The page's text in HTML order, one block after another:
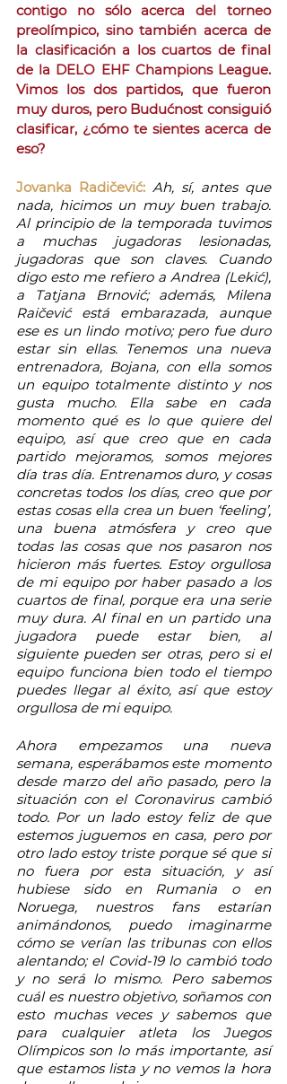
contigo no sólo acerca del torneo
preolímpico, sino también acerca de
la clasificación a los cuartos de final
de la DELO EHF Champions League.
Vimos los dos partidos, que fueron
muy duros, pero Budućnost consiguió
clasificar, ¿cómo te sientes acerca de
eso?
Jovanka Radičević: Ah, sí, antes que
nada, hicimos un muy buen trabajo.
Al principio de la temporada tuvimos
a muchas jugadoras lesionadas,
jugadoras que son claves. Cuando
digo esto me refiero a Andrea (Lekić),
a Tatjana Brnović; además, Milena
Raičević está embarazada, aunque
ese es un lindo motivo; pero fue duro
estar sin ellas. Tenemos una nueva
entrenadora, Bojana, con ella somos
un equipo totalmente distinto y nos
gusta mucho. Ella sabe en cada
momento qué es lo que quiere del
equipo, así que creo que en cada
partido mejoramos, somos mejores
día tras día. Entrenamos duro, y cosas
concretas todos los días, creo que por
estas cosas ella crea un buen ‘feeling’,
una buena atmósfera y creo que
todas las cosas que nos pasaron nos
hicieron más fuertes. Estoy orgullosa
de mi equipo por haber pasado a los
cuartos de final, porque era una serie
muy dura. Al final en un partido una
jugadora puede estar bien, al
siguiente pueden ser otras, pero si el
equipo funciona bien todo el tiempo
puedes llegar al éxito, así que estoy
orgullosa de mi equipo.
Ahora empezamos una nueva
semana, esperábamos este momento
desde marzo del año pasado, pero la
situación con el Coronavirus cambió
todo. Por un lado estoy feliz de que
estemos juguemos en casa, pero por
otro lado estoy triste porque sé que si
no fuera por esta situación, y así
hubiese sido en Rumania o en
Noruega, nuestros fans estarían
animándonos, puedo imaginarme
cómo se verían las tribunas con ellos
alentando; el Covid-19 lo cambió todo
y no será lo mismo. Pero sabemos
cuál es nuestro objetivo, soñamos con
esto muchas veces y sabemos que
para cualquier atleta los Juegos
Olímpicos son lo más importante, así
que estamos lista y no vemos la hora